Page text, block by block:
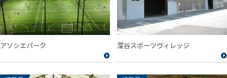
アソシエパーク 深谷スポーツヴィレッジ